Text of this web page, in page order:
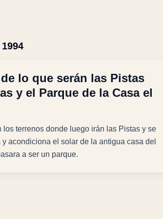
lo que serán las Pistas
y el Parque de la Casa el
los terrenos donde luego irán las Pistas y se
acondiciona el solar de la antigua casa del
a ser un parque.